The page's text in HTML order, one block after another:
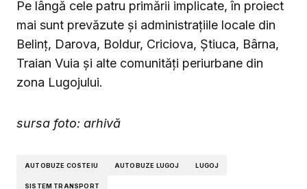
Pe lângă cele patru primării implicate, în proiect
mai sunt prevăzute și administrațiile locale din
Belinț, Darova, Boldur, Criciova, Știuca, Bârna,
Traian Vuia și alte comunități periurbane din
zona Lugojului.
sursa foto: arhivă
AUTOBUZE COSTEIU AUTOBUZE LUGOJ LUGOJ
SISTEM TRANSPORT